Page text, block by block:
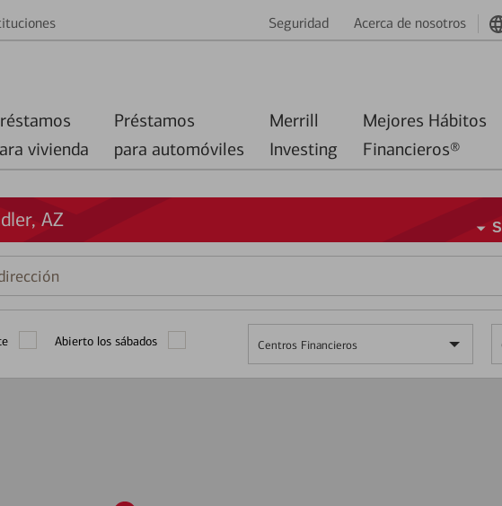
Seguridad Acerca de nosotros
vivienda
Préstamos
para automóviles
Merrill
Investing
Mejores Hábitos
Financieros®
AZ
Abierto los sábados Centros Financieros